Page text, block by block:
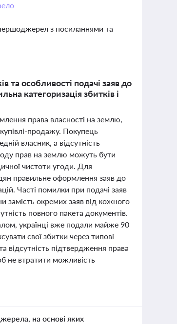
з посиланнями та
та особливості подачі заяв до
категоризація збитків і
права власності на землю,
продажу. Покупець
власник, а відсутність
прав на землю можуть бути
чистоти угоди. Для
правильне оформлення заяв до
Часті помилки при подачі заяв
замість окремих заяв від кожного
повного пакета документів.
українці вже подали майже 90
свої збитки через типові
відсутність підтвердження права
не втратити можливість
на основі яких